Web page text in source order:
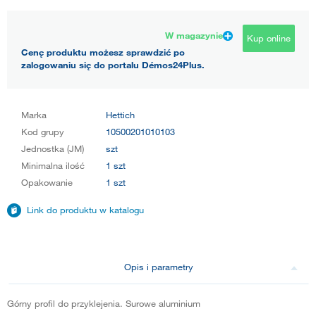
W magazynie
Cenę produktu możesz sprawdzić po
zalogowaniu się do portalu Démos24Plus.
Kup online
Marka
Hettich
Kod grupy
10500201010103
Jednostka (JM)
szt
Minimalna ilość
1 szt
Opakowanie
1 szt
Link do produktu w katalogu
Opis i parametry
Górny profil do przyklejenia. Surowe aluminium